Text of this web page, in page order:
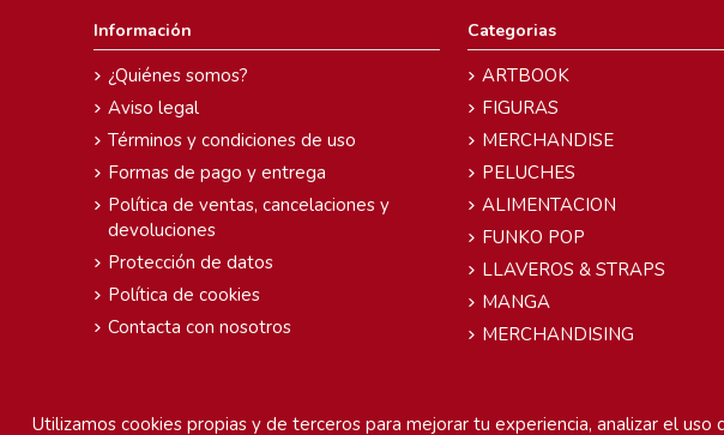
Información
¿Quiénes somos?
Aviso legal
Términos y condiciones de uso
Formas de pago y entrega
Política de ventas, cancelaciones y
devoluciones
Protección de datos
Política de cookies
Contacta con nosotros
Categorias
ARTBOOK
FIGURAS
MERCHANDISE
PELUCHES
ALIMENTACION
FUNKO POP
LLAVEROS & STRAPS
MANGA
MERCHANDISING
Utilizamos cookies propias y de terceros para mejorar tu experiencia, analizar el